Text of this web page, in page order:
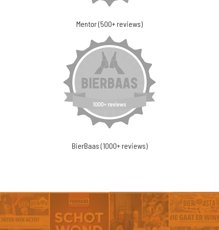
Mentor (500+ reviews)
BierBaas (1000+ reviews)